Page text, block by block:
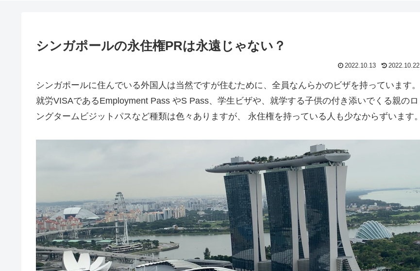
シンガポールの永住権PRは永遠じゃない？
2022.10.13 2022.10.22
シンガポールに住んでいる外国人は当然ですが住むために、全員なんらかのビザを持っています。
就労VISAであるEmployment Pass やS Pass、学生ビザや、就学する子供の付き添いでくる親のロ
ングタームビジットパスなど種類は色々ありますが、 永住権を持っている人も少なからずいます。